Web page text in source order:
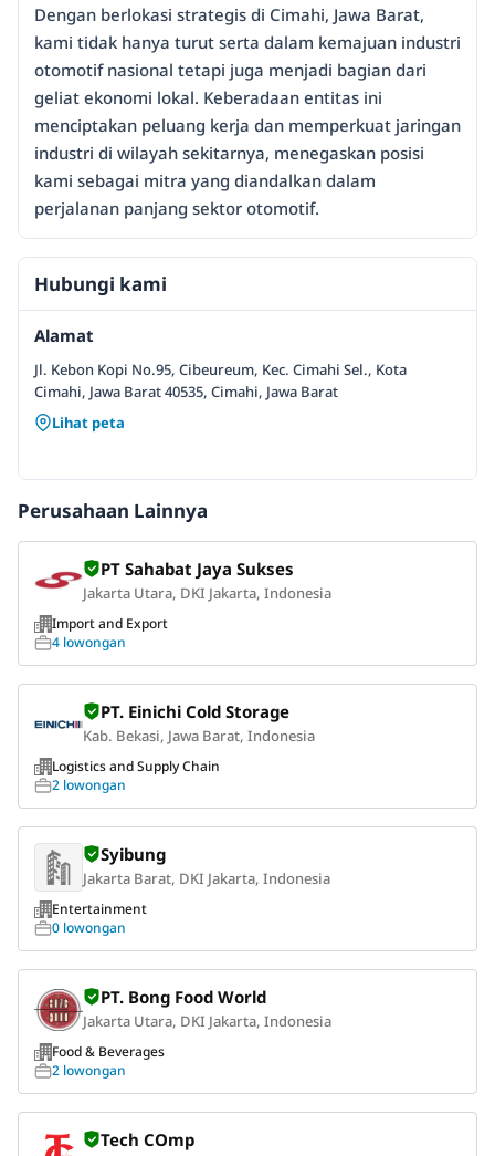
Dengan berlokasi strategis di Cimahi, Jawa Barat,
kami tidak hanya turut serta dalam kemajuan industri
otomotif nasional tetapi juga menjadi bagian dari
geliat ekonomi lokal. Keberadaan entitas ini
menciptakan peluang kerja dan memperkuat jaringan
industri di wilayah sekitarnya, menegaskan posisi
kami sebagai mitra yang diandalkan dalam
perjalanan panjang sektor otomotif.
Hubungi kami
Alamat
Jl. Kebon Kopi No.95, Cibeureum, Kec. Cimahi Sel., Kota
Cimahi, Jawa Barat 40535, Cimahi, Jawa Barat
Lihat peta
Perusahaan Lainnya
PT Sahabat Jaya Sukses
Jakarta Utara, DKI Jakarta, Indonesia
Import and Export
4 lowongan
PT. Einichi Cold Storage
Kab. Bekasi, Jawa Barat, Indonesia
Logistics and Supply Chain
2 lowongan
Syibung
Jakarta Barat, DKI Jakarta, Indonesia
Entertainment
0 lowongan
PT. Bong Food World
Jakarta Utara, DKI Jakarta, Indonesia
Food & Beverages
2 lowongan
Tech COmp